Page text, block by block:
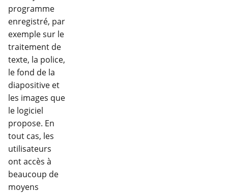
programme
enregistré, par
exemple sur le
traitement de
texte, la police,
le fond de la
diapositive et
les images que
le logiciel
propose. En
tout cas, les
utilisateurs
ont accès à
beaucoup de
moyens